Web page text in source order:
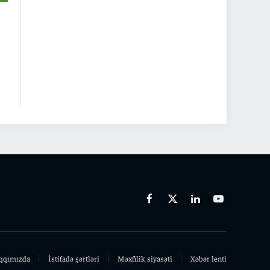
Facebook
X
LinkedinYoutube
İstifadə şərtləri Məxfilik siyasəti Xəbər lenti